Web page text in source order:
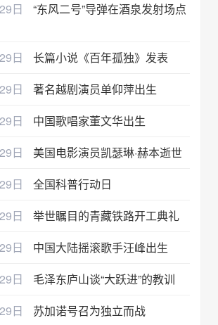
日
“东风二号”导弹在酒泉发射场点
日
长篇小说《百年孤独》发表
日
著名越剧演员单仰萍出生
日
中国歌唱家董文华出生
日
美国电影演员凯瑟琳·赫本逝世
日
全国科普行动日
日
举世瞩目的青藏铁路开工典礼
日
中国大陆摇滚歌手汪峰出生
日
毛泽东庐山谈“大跃进”的教训
日
苏加诺号召为独立而战